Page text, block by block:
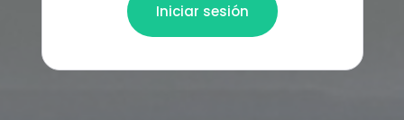
Iniciar sesión